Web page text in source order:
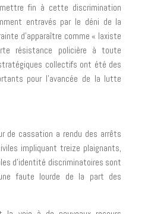
fin à cette discrimination
entravés par le déni de la
d’apparaître comme « laxiste
résistance policière à toute
collectifs ont été des
pour l’avancée de la lutte
de cassation a rendu des arrêts
impliquant treize plaignants,
d’identité discriminatoires sont
faute lourde de la part des